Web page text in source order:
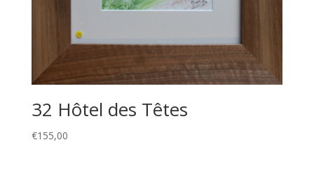
32 Hôtel des Têtes
€155,00